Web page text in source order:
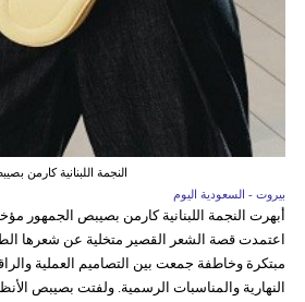
النجمة اللبنانية كارمن
بيروت - السعودية اليوم
أبهرت النجمة اللبنانية كارمن بصيبص الجمهور
اعتمدت قصة الشعر القصير متخلية عن شعرها
مبتكرة وخاطفة جمعت بين التصاميم العملية
النهارية والمناسبات الرسمية. ولفتت بصيبص